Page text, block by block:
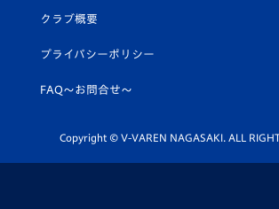
平和祈念活動
ホームタウン活動
スクール
ヴィヴィくんインスタグラム
公式LINE＠
クラブ概要
プライバシーポリシー
FAQ〜お問合せ〜
Copyright © V-VAREN NAGASAKI. ALL RIGHT